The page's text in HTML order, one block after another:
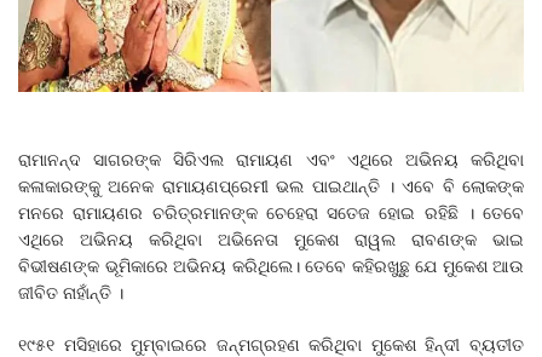
ରାମାନନ୍ଦ ସାଗରଙ୍କ ସିରିଏଲ ରାମାୟଣ ଏବଂ ଏଥିରେ ଅଭିନୟ କରିଥିବା
କଳାକାରଙ୍କୁ ଅନେକ ରାମାୟଣପ୍ରେମୀ ଭଲ ପାଇଥାନ୍ତି । ଏବେ ବି ଲୋକଙ୍କ
ମନରେ ରାମାୟଣର ଚରିତ୍ରମାନଙ୍କ ଚେହେରା ସତେଜ ହୋଇ ରହିଛି । ତେବେ
ଏଥିରେ ଅଭିନୟ କରିଥିବା ଅଭିନେତା ମୁକେଶ ରାୱଲ ରାବଣଙ୍କ ଭାଇ
ବିଭୀଷଣଙ୍କ ଭୂମିକାରେ ଅଭିନୟ କରିଥିଲେ। ତେବେ କହିରଖୁଛୁ ଯେ ମୁକେଶ ଆଉ
ଜୀବିତ ନାହାଁନ୍ତି ।
୧୯୫୧ ମସିହାରେ ମୁମ୍ବାଇରେ ଜନ୍ମଗ୍ରହଣ କରିଥିବା ମୁକେଶ ହିନ୍ଦୀ ବ୍ୟତୀତ